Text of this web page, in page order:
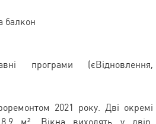
балкон
програми (єВідновлення,
2021 року. Дві окремі